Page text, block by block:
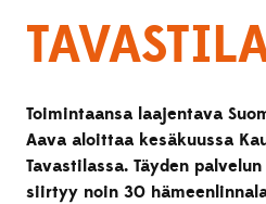
Toimintaansa laajentava
Aava aloittaa kesäkuussa
Tavastilassa. Täyden
siirtyy noin 30